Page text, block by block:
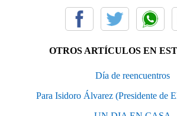
OTROS ARTÍCULOS EN
Día de reencuentros
Para Isidoro Álvarez (Presidente de